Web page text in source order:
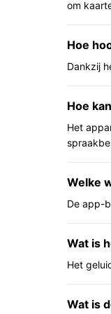
sessie
De
Voor
Dit
met
om
Hoe
Dankzij
Hoe
Het
Welke
De app-
Wat is
Het
Wat is